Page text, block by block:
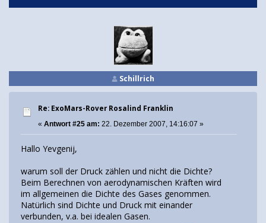
Schillrich
Re: ExoMars-Rover Rosalind Franklin
« Antwort #25 am: 22. Dezember 2007, 14:16:07 »
Hallo Yevgenij,
warum soll der Druck zählen und nicht die Dichte?
Beim Berechnen von aerodynamischen Kräften wird
im allgemeinen die Dichte des Gases genommen.
Natürlich sind Dichte und Druck mit einander
verbunden, v.a. bei idealen Gasen.